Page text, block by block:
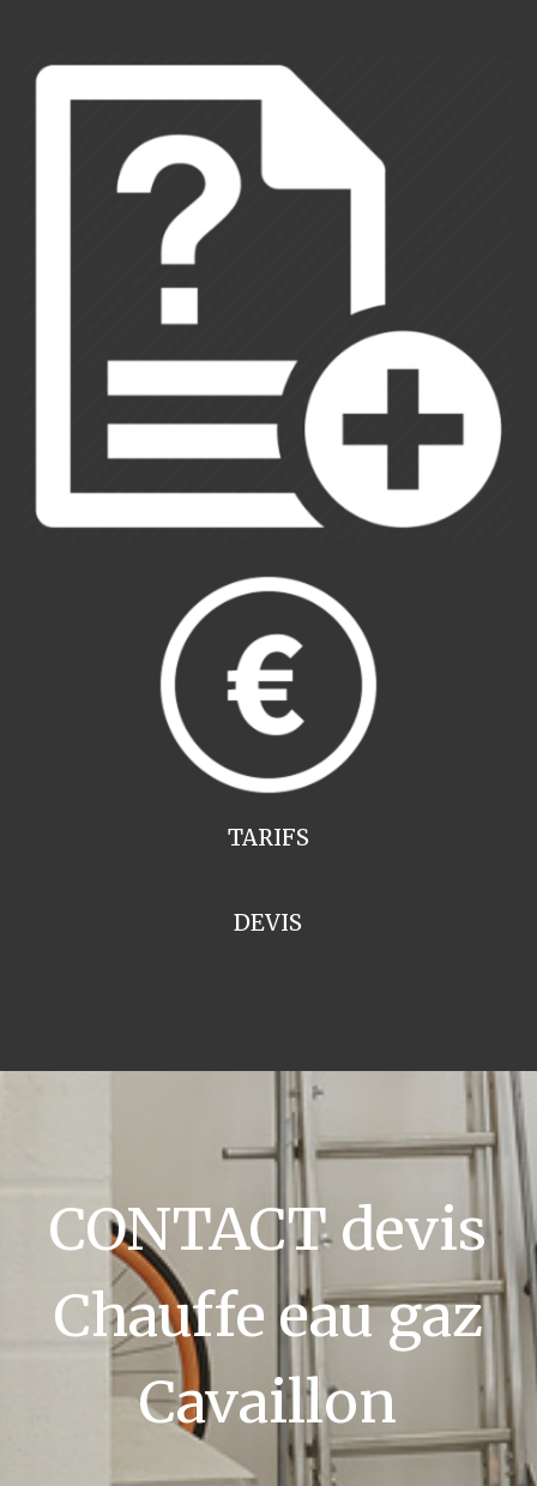
TARIFS
DEVIS
CONTACT devis
Chauffe eau gaz
Cavaillon